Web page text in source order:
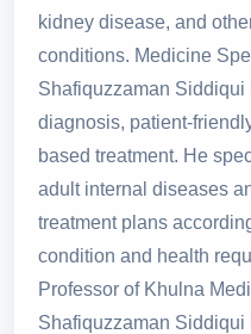
kidney disease, and
conditions. Medicine
Shafiquzzaman
diagnosis, patient-
based treatment. He
adult internal diseases
treatment plans
condition and health
Professor of Khulna
Shafiquzzaman Siddiqui